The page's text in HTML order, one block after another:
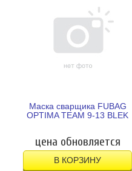
Маска сварщика FUBAG
OPTIMA TEAM 9-13 BLEK
цена обновляется
В КОРЗИНУ